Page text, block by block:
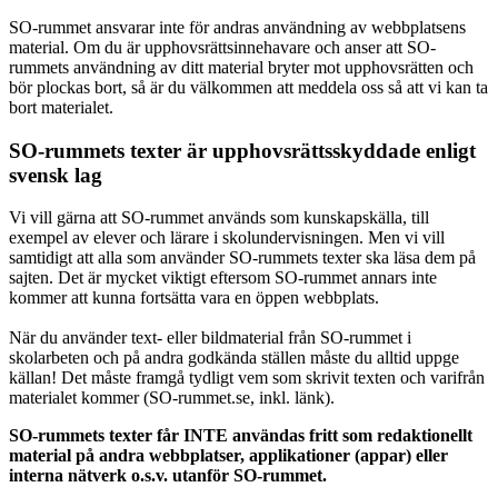
SO-rummet ansvarar inte för andras användning av webbplatsens
material. Om du är upphovsrättsinnehavare och anser att SO-
rummets användning av ditt material bryter mot upphovsrätten och
bör plockas bort, så är du välkommen att meddela oss så att vi kan ta
bort materialet.
SO-rummets texter är upphovsrättsskyddade enligt
svensk lag
Vi vill gärna att SO-rummet används som kunskapskälla, till
exempel av elever och lärare i skolundervisningen. Men vi vill
samtidigt att alla som använder SO-rummets texter ska läsa dem på
sajten. Det är mycket viktigt eftersom SO-rummet annars inte
kommer att kunna fortsätta vara en öppen webbplats.
När du använder text- eller bildmaterial från SO-rummet i
skolarbeten och på andra godkända ställen måste du alltid uppge
källan! Det måste framgå tydligt vem som skrivit texten och varifrån
materialet kommer (SO-rummet.se, inkl. länk).
SO-rummets texter får INTE användas fritt som redaktionellt
material på andra webbplatser, applikationer (appar) eller
interna nätverk o.s.v. utanför SO-rummet.